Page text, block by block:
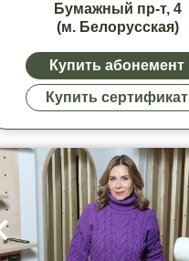
Купить абонемент
Купить сертификат
Бумажный пр-т, 4
(м. Белорусская)